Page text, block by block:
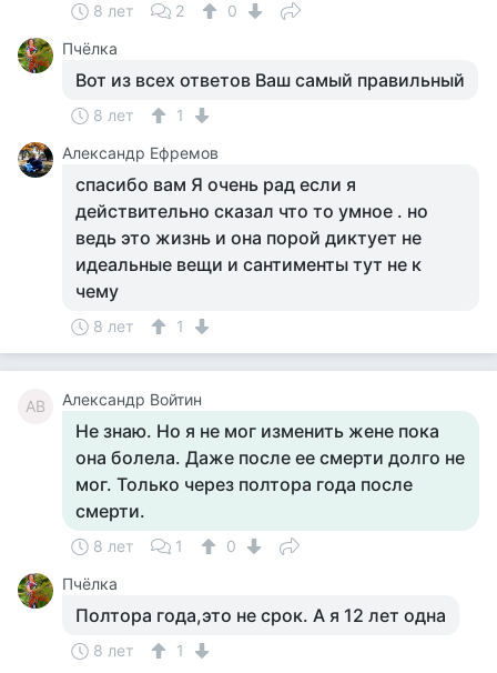
8 лет 2
0
Пчёлка
Вот из всех ответов Ваш самый правильный
8 лет
1
Александр Ефремов
спасибо вам Я очень рад если я
действительно сказал что то умное . но
ведь это жизнь и она порой диктует не
идеальные вещи и сантименты тут не к
чему
8 лет 1
АВ Александр Войтин
Не знаю. Но я не мог изменить жене пока
она болела. Даже после ее смерти долго не
мог. Только через полтора года после
смерти.
8 лет 1
0
Пчёлка
Полтора года,это не срок. А я 12 лет одна
8 лет 1